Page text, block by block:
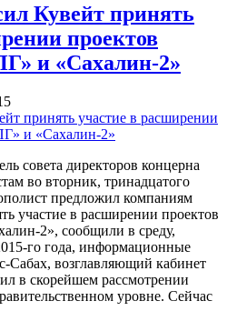
Кувейт принять
проектов
и «Сахалин-2»
совета директоров концерна
во вторник, тринадцатого
предложил компаниям
участие в расширении проектов
2», сообщили в среду,
го года, информационные
Сабах, возглавляющий кабинет
в скорейшем рассмотрении
уровне. Сейчас